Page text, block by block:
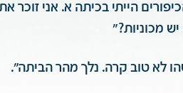
הייתי בכיתה א. אני
מכוניות?"
לא טוב קרה. נלך מהר הביתה".